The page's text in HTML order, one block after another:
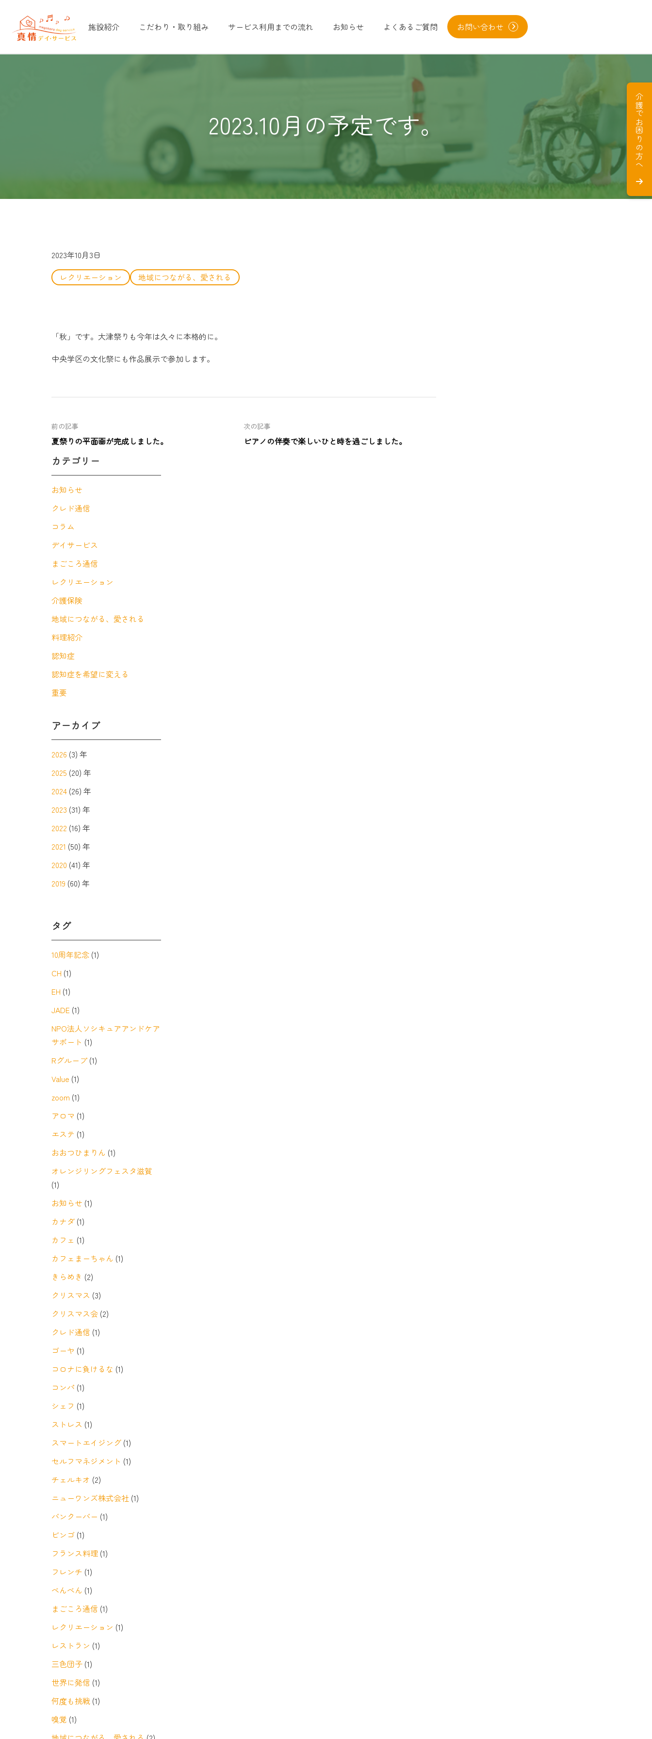
施設紹介 こだわり・取り組み サービス利用までの流れ お知らせ よくあるご質問 お問い合わせ
介護でお困りの方へ
2023.10月の予定です。
2023年10月3日
レクリエーション
地域につながる、愛される
「秋」です。大津祭りも今年は久々に本格的に。
中央学区の文化祭にも作品展示で参加します。
前の記事
夏祭りの平面画が完成しました。
次の記事
ピアノの伴奏で楽しいひと時を過ごしました。
カテゴリー
お知らせ
クレド通信
コラム
デイサービス
まごころ通信
レクリエーション
介護保険
地域につながる、愛される
料理紹介
認知症
認知症を希望に変える
重要
アーカイブ
2026 (3) 年
2025 (20) 年
2024(26) 年
2023 (31) 年
2022 (16) 年
2021 (50) 年
2020 (41) 年
2019 (60) 年
タグ
10周年記念(1)
CH (1)
EH (1)
JADE (1)
NPO法人ソシキュアアンドケア
サポート (1)
Rグループ(1)
Value (1)
zoom (1)
アロマ (1)
エステ (1)
おおつひまりん (1)
オレンジリングフェスタ滋賀
(1)
お知らせ (1)
カナダ(1)
カフェ (1)
カフェまーちゃん (1)
きらめき (2)
クリスマス (3)
クリスマス会(2)
クレド通信 (1)
ゴーヤ (1)
コロナに負けるな (1)
コンパ (1)
シェフ (1)
ストレス (1)
スマートエイジング(1)
セルフマネジメント (1)
チェルキオ (2)
ニューワンズ株式会社 (1)
バンクーバー (1)
ビンゴ(1)
フランス料理(1)
フレンチ (1)
べんべん (1)
まごころ通信 (1)
レクリエーション (1)
レストラン (1)
三色団子(1)
世界に発信 (1)
何度も挑戦(1)
嗅覚 (1)